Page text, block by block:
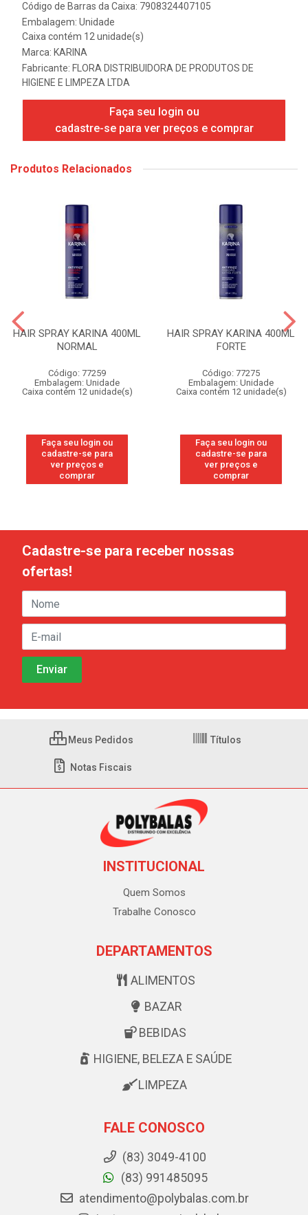
Código de Barras da Caixa: 7908324407105
Embalagem: Unidade
Caixa contém 12 unidade(s)
Marca: KARINA
Fabricante: FLORA DISTRIBUIDORA DE PRODUTOS DE
HIGIENE E LIMPEZA LTDA
Faça seu login ou
cadastre-se para ver preços e comprar
Produtos Relacionados
HAIR SPRAY KARINA 400ML
NORMAL
Código: 77259
Embalagem: Unidade
Caixa contém 12 unidade(s)
Faça seu login ou
cadastre-se para
ver preços e
comprar
HAIR SPRAY KARINA 400ML
FORTE
Código: 77275
Embalagem: Unidade
Caixa contém 12 unidade(s)
Faça seu login ou
cadastre-se para
ver preços e
comprar
Cadastre-se para receber nossas
ofertas!
Meus Pedidos Títulos
Notas Fiscais
INSTITUCIONAL
Quem Somos
Trabalhe Conosco
DEPARTAMENTOS
ALIMENTOS
BAZAR
BEBIDAS
HIGIENE, BELEZA E SAÚDE
LIMPEZA
FALE CONOSCO
(83) 3049-4100
(83) 991485095
atendimento@polybalas.com.br